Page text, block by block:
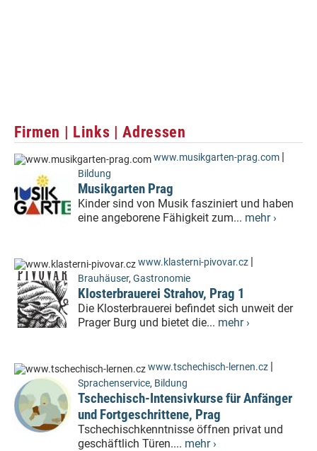
Firmen | Links | Adressen
www.musikgarten-prag.com |
Bildung
Musikgarten Prag
Kinder sind von Musik fasziniert und haben
eine angeborene Fähigkeit zum... mehr ›
www.klasterni-pivovar.cz |
Brauhäuser, Gastronomie
Klosterbrauerei Strahov, Prag 1
Die Klosterbrauerei befindet sich unweit der
Prager Burg und bietet die... mehr ›
www.tschechisch-lernen.cz |
Sprachenservice, Bildung
Tschechisch-Intensivkurse für Anfänger
und Fortgeschrittene, Prag
Tschechischkenntnisse öffnen privat und
geschäftlich Türen.... mehr ›